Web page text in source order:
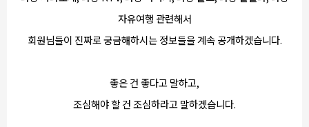
자유여행 관련해서
회원님들이 진짜로 궁금해하시는 정보들을 계속 공개하겠습니다.
좋은 건 좋다고 말하고,
조심해야 할 건 조심하라고 말하겠습니다.